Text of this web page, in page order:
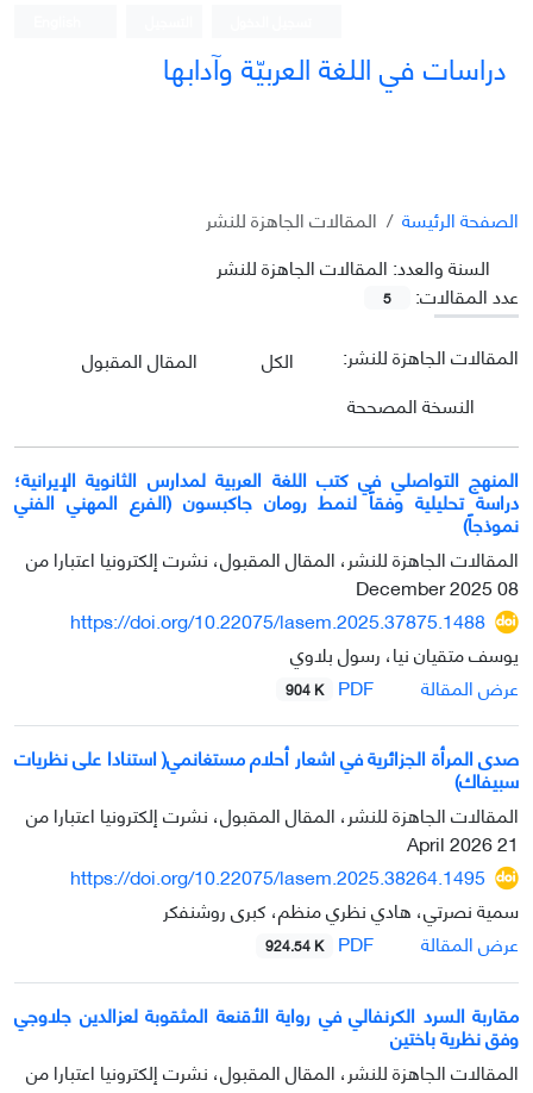
دراسات في اللغة العربيّة وآدابها
الصفحة الرئيسة
المقالات الجاهزة للنشر
السنة والعدد: المقالات الجاهزة للنشر
عدد المقالات:
5
المقالات الجاهزة للنشر: الكل
المقال المقبول
النسخة المصححة
المنهج التواصلي في کتب اللغة العربیة لمدارس الثانویة الإیرانية؛
دراسة تحلیلیة وفقاً لنمط رومان جاکبسون (الفرع المهني الفني
نموذجاً)
المقالات الجاهزة للنشر، المقال المقبول، نشرت إلكترونيا اعتبارا من
08 December 2025
https://doi.org/10.22075/lasem.2025.37875.1488
یوسف متقیان نیا، رسول بلاوي
عرض المقالة
904 K
صدی المرأة الجزائریة في اشعار أحلام مستغانمي( استنادا علی نظریات
سبیفاك)
المقالات الجاهزة للنشر، المقال المقبول، نشرت إلكترونيا اعتبارا من
21 April 2026
https://doi.org/10.22075/lasem.2025.38264.1495
سمية نصرتي، هادي نظري منظم، كبرى روشنفكر
عرض المقالة
924.54 K
مقاربة السرد الکرنفالي في روایة الأقنعة المثقوبة لعزالدین جلاوجي
وفق نظریة باختین
المقالات الجاهزة للنشر، المقال المقبول، نشرت إلكترونيا اعتبارا من